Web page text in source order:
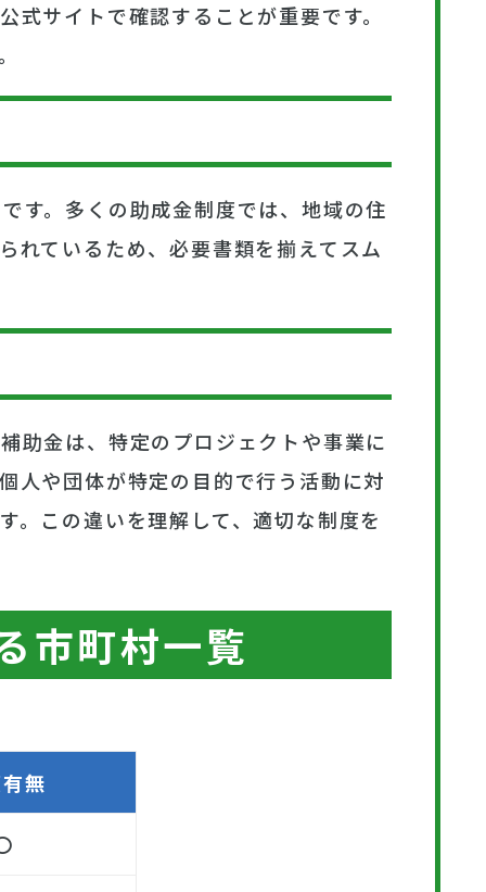
サイトで確認することが重要です。
す。多くの助成金制度では、地域の住
れているため、必要書類を揃えてスム
助金は、特定のプロジェクトや事業に
人や団体が特定の目的で行う活動に対
。この違いを理解して、適切な制度を
市町村一覧
無